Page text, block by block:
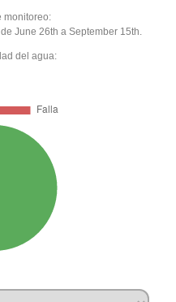
monitoreo:
June 26th a September 15th.
del agua: